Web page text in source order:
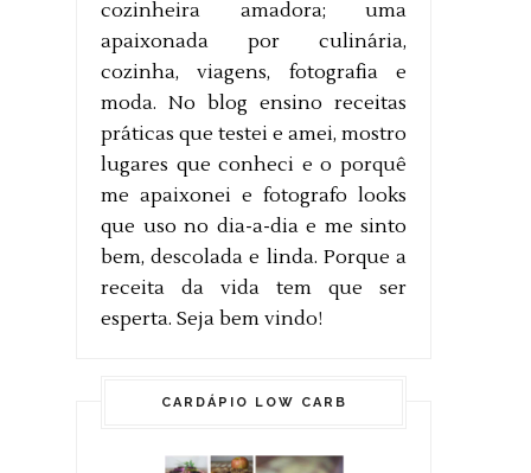
cozinheira amadora; uma
apaixonada por culinária,
cozinha, viagens, fotografia e
moda. No blog ensino receitas
práticas que testei e amei, mostro
lugares que conheci e o porquê
me apaixonei e fotografo looks
que uso no dia-a-dia e me sinto
bem, descolada e linda. Porque a
receita da vida tem que ser
esperta. Seja bem vindo!
CARDÁPIO LOW CARB